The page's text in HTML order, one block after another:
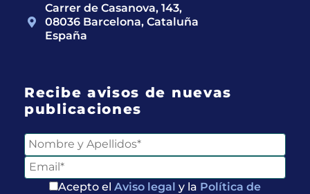
Carrer de Casanova, 143,
08036 Barcelona, Cataluña
España
Recibe avisos de nuevas
publicaciones
Acepto el Aviso legal y la Política de